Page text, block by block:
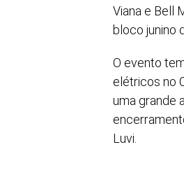
Viana e Bell
bloco junino
O evento
elétricos no
uma grande
Luvi.